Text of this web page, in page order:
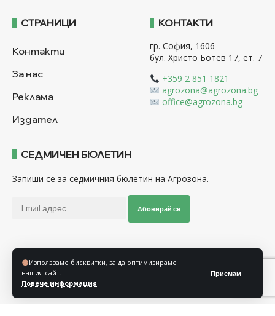
Използваме бисквитки, за да оптимизираме
нашия сайт.
Повече информация
Приемам
СТРАНИЦИ
Контакти
За нас
Реклама
Издател
КОНТАКТИ
гр. София, 1606
бул. Христо Ботев 17, ет. 7
+359 2 851 1821
agrozona@agrozona.bg
office@agrozona.bg
СЕДМИЧЕН БЮЛЕТИН
Запиши се за седмичния бюлетин на Агрозона.
Абонирай се
Последвайте ни